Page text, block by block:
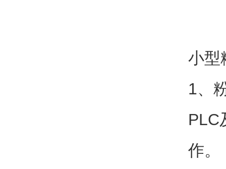
小型
1、
PLC
作。